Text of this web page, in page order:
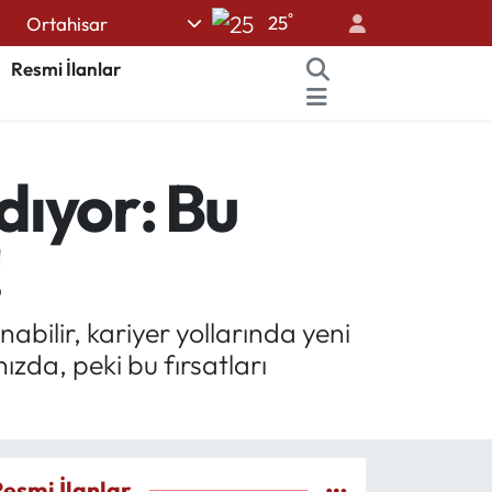
Ortahisar 25°
Resmi İlanlar
Bu
kariyer yollarında yeni
peki bu fırsatları